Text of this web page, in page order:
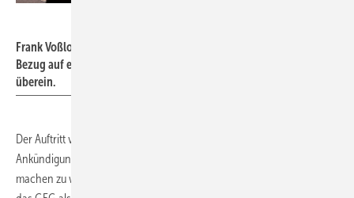
Frank Voßloh im Gespräch mit Jens Spahn: Beide stimmten in
Bezug auf einen pragmatischeren Umgang mit der Wärmewende
überein.
Der Auftritt von Jens Spahn stand unter dem Eindruck der
Ankündigungen aus der CDU, das „Heizungsgesetz“ rückgängig
machen zu wollen. Hier machte er deutlich, dass es dabei nicht um